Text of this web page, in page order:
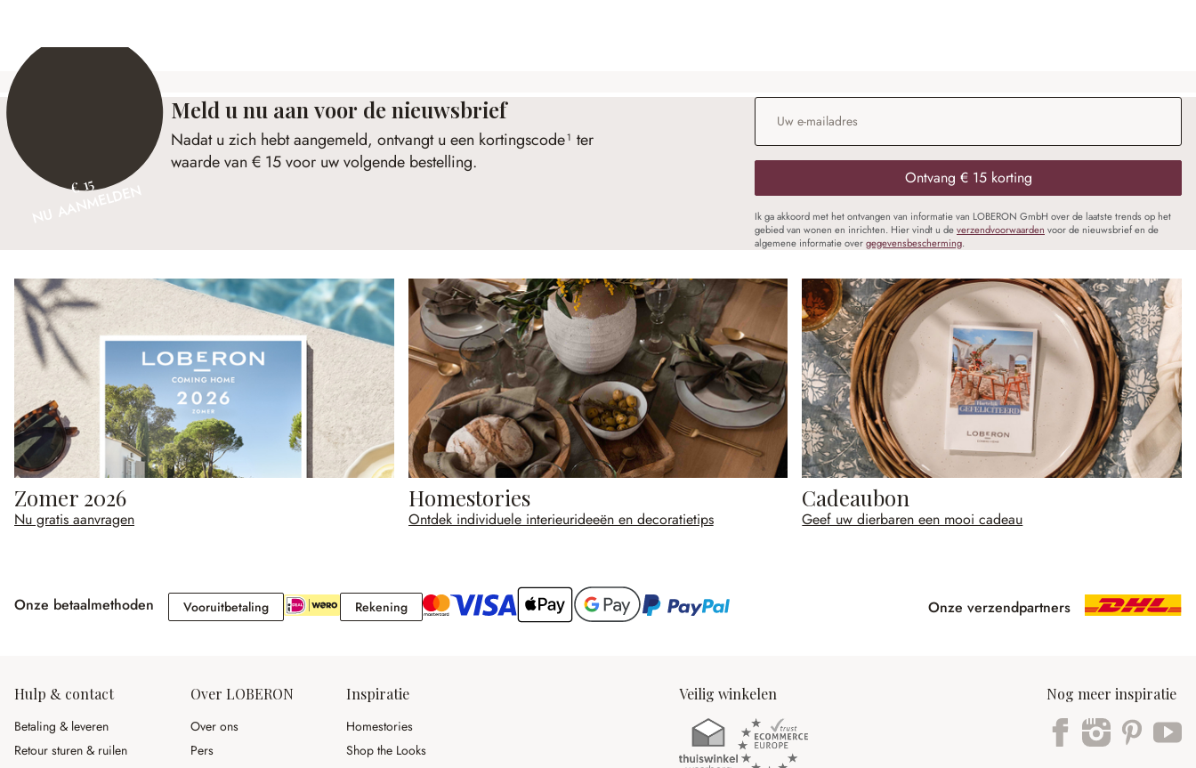
€ 15
NU AANMELDEN
Meld u nu aan voor de nieuwsbrief
Nadat u zich hebt aangemeld, ontvangt u een kortingscode¹ ter
waarde van € 15 voor uw volgende bestelling.
E-mailadres
Ontvang € 15 korting
Ik ga akkoord met het ontvangen van informatie van LOBERON GmbH over de laatste trends op het
gebied van wonen en inrichten. Hier vindt u deverzendvoorwaarden voor de nieuwsbrief en de
algemene informatie overgegevensbescherming.
Zomer 2026
Nu gratis aanvragen
Homestories
Ontdek individuele interieurideeën en decoratietips
Cadeaubon
Geef uw dierbaren een mooi cadeau
Onze betaalmethoden VooruitbetalingVooruitbetaling RekeningRekening Onze verzendpartners
Hulp & contact
Betaling & leveren
Retour sturen & ruilen
Over LOBERON
Over ons
Pers
Inspiratie
Homestories
Shop the Looks
Veilig winkelen Nog meer inspiratie